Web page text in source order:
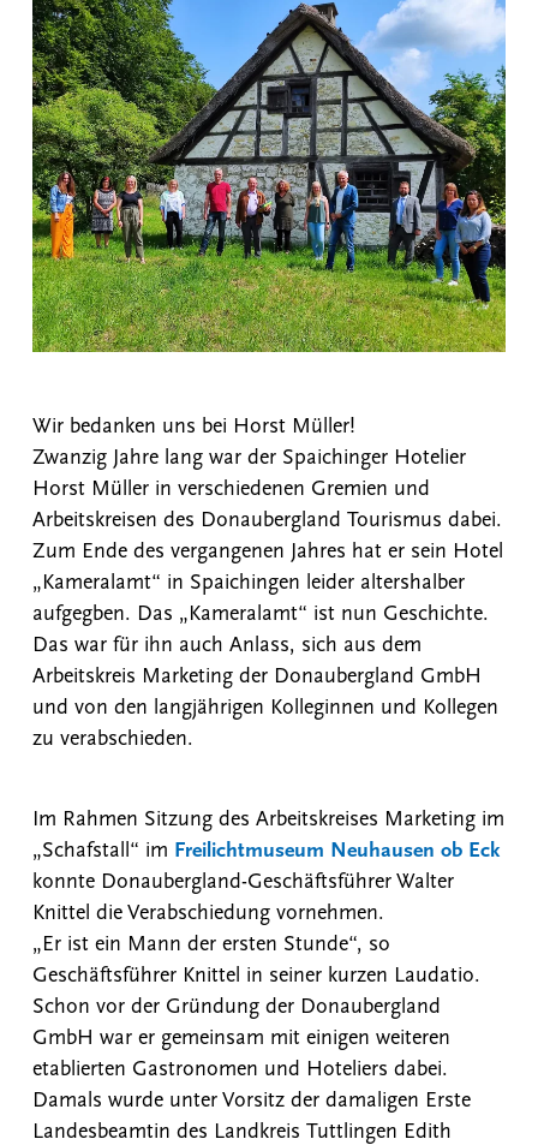
Wir bedanken uns bei Horst Müller!
Zwanzig Jahre lang war der Spaichinger Hotelier
Horst Müller in verschiedenen Gremien und
Arbeitskreisen des Donaubergland Tourismus dabei.
Zum Ende des vergangenen Jahres hat er sein Hotel
„Kameralamt“ in Spaichingen leider altershalber
aufgegben. Das „Kameralamt“ ist nun Geschichte.
Das war für ihn auch Anlass, sich aus dem
Arbeitskreis Marketing der Donaubergland GmbH
und von den langjährigen Kolleginnen und Kollegen
zu verabschieden.
Im Rahmen Sitzung des Arbeitskreises Marketing im
„Schafstall“ im Freilichtmuseum Neuhausen ob Eck
konnte Donaubergland-Geschäftsführer Walter
Knittel die Verabschiedung vornehmen.
„Er ist ein Mann der ersten Stunde“, so
Geschäftsführer Knittel in seiner kurzen Laudatio.
Schon vor der Gründung der Donaubergland
GmbH war er gemeinsam mit einigen weiteren
etablierten Gastronomen und Hoteliers dabei.
Damals wurde unter Vorsitz der damaligen Erste
Landesbeamtin des Landkreis Tuttlingen Edith